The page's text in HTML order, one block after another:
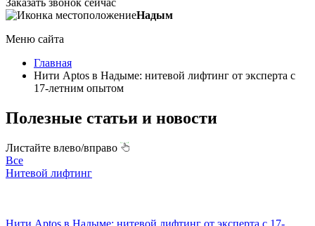
Заказать звонок сейчас
Надым
Меню сайта
Главная
Нити Aptos в Надыме: нитевой лифтинг от эксперта с
17-летним опытом
Полезные статьи и новости
Листайте влево/вправо
Все
Нитевой лифтинг
Нити Aptos в Надыме: нитевой лифтинг от эксперта с 17-